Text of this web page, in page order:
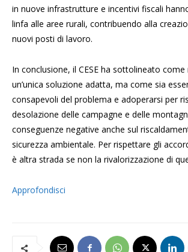
in nuove infrastrutture e incentivi fiscali
linfa alle aree rurali, contribuendo alla
nuovi posti di lavoro.
In conclusione, il CESE ha sottolineato come
un’unica soluzione adatta, ma come sia
consapevoli del problema e adoperarsi per
desolazione delle campagne e delle
conseguenze negative anche sul
sicurezza ambientale. Per rispettare gli
è altra strada se non la rivalorizzazione di
Approfondisci